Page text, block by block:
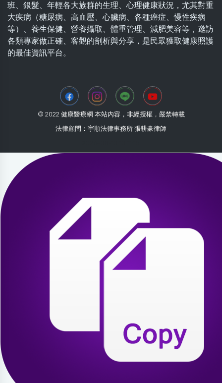
班、銀髮、年輕各大族群的生理、心理健康狀況，尤其對重
大疾病（糖尿病、高血壓、心臟病、各種癌症、慢性疾病
等）、養生保健、營養攝取、體重管理、減肥美容等，邀訪
各類專家做正確、客觀的剖析與分享，是民眾獲取健康照護
的最佳資訊平台。
© 2022 健康醫療網 本站內容，非經授權，嚴禁轉載
法律顧問：宇順法律事務所 張耕豪律師